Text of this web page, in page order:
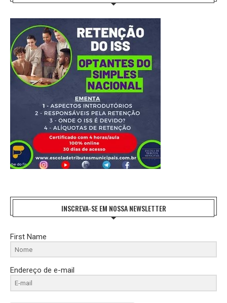
INSCREVA-SE EM NOSSA NEWSLETTER
First Name
Endereço de e-mail